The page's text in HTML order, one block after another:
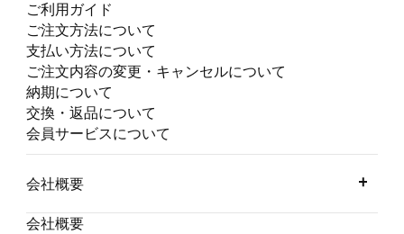
ご利用ガイド
ご注文方法について
支払い方法について
ご注文内容の変更・キャンセルについて
納期について
交換・返品について
会員サービスについて
会社概要
会社概要